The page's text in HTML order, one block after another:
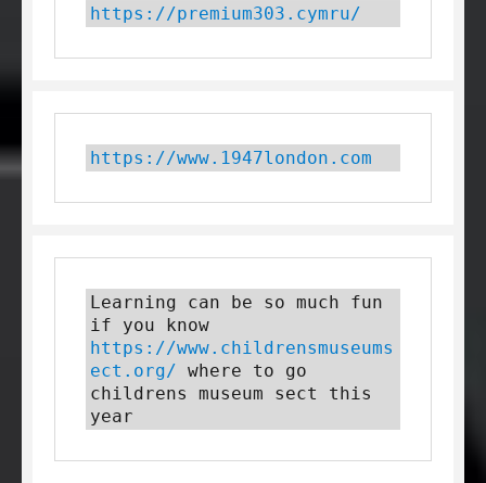
https://premium303.cymru/
https://www.1947london.com
Learning can be so much fun
https://www.childrensmuseums
ect.org/ where to go
childrens museum sect this
year